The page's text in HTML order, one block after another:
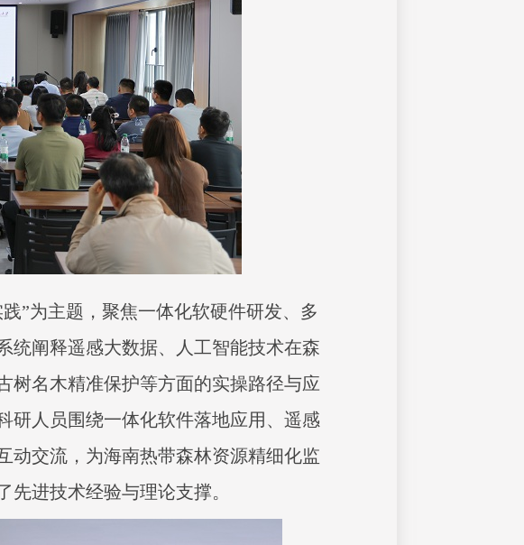
”为主题，聚焦一体化软硬件研发、多
统阐释遥感大数据、人工智能技术在森
树名木精准保护等方面的实操路径与应
研人员围绕一体化软件落地应用、遥感
动交流，为海南热带森林资源精细化监
进技术经验与理论支撑。